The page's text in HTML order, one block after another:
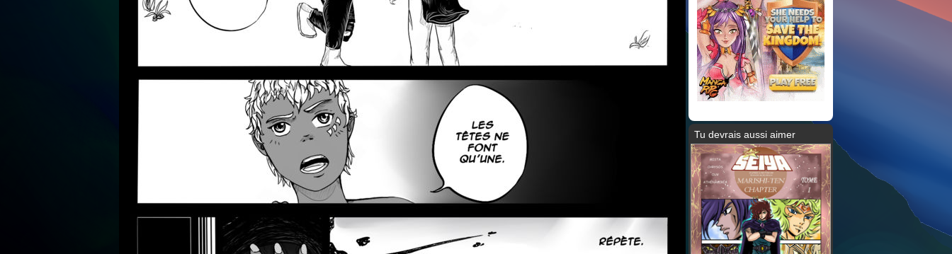
Tu devrais aussi aimer